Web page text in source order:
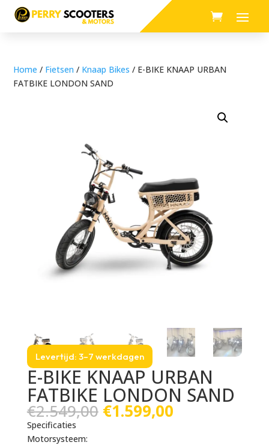
Home / Fietsen / Knaap Bikes / E-BIKE KNAAP URBAN
FATBIKE LONDON SAND
E-BIKE KNAAP URBAN
FATBIKE LONDON SAND
€2.549,00 Oorspronkelijke
prijs
€1.599,00Huidige
Levertijd: 3–7 werkdagen
Specificaties
Motorsysteem: